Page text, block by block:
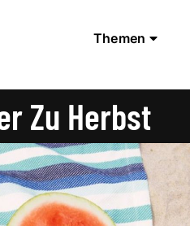
Themen
Zu Herbst